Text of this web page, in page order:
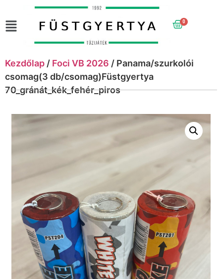
0
Kezdőlap / Foci VB 2026 / Panama/szurkolói
csomag(3 db/csomag)Füstgyertya
70_gránát_kék_fehér_piros